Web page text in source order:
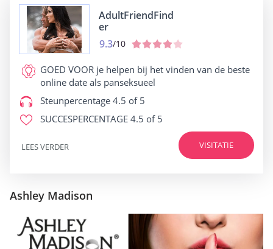
AdultFriendFind
er
9.3/10
GOED VOOR je helpen bij het vinden van de beste
online date als panseksueel
Steunpercentage 4.5 of 5
SUCCESPERCENTAGE 4.5 of 5
VISITATIE
LEES VERDER
Ashley Madison